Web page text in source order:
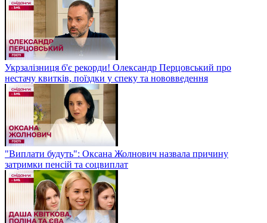
Укрзалізниця б'є рекорди! Олександр Перцовський про
нестачу квитків, поїздки у спеку та нововведення
"Виплати будуть": Оксана Жолнович назвала причину
затримки пенсій та соцвиплат